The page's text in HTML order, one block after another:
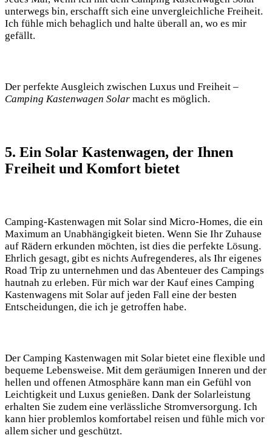
unterwegs ⁢bin,⁣ erschafft sich ⁤eine⁢ unvergleichliche Freiheit. ​
Ich fühle mich behaglich‌ und halte überall an, wo es mir
gefällt.
Der perfekte Ausgleich zwischen Luxus und⁣ Freiheit –
Camping Kastenwagen Solar macht ​es möglich.
5. Ein Solar Kastenwagen, der Ihnen​
Freiheit und Komfort bietet
Camping-Kastenwagen mit Solar sind​ Micro-Homes,⁣ die ⁢ein
Maximum⁤ an Unabhängigkeit ⁢bieten. ⁣Wenn Sie‌ Ihr Zuhause
auf Rädern erkunden ‌möchten, ist dies‍ die ⁤perfekte ‌Lösung.
Ehrlich gesagt, gibt es⁢ nichts Aufregenderes, als Ihr eigenes
Road​ Trip ⁢zu unternehmen und das​ Abenteuer des‍ Campings
hautnah⁢ zu⁣ erleben. Für mich war der ‍Kauf eines Camping
Kastenwagens mit Solar⁣ auf jeden⁣ Fall eine‌ der‍ besten
Entscheidungen, die ich je ⁣getroffen habe.
Der​ Camping ⁢Kastenwagen mit Solar bietet ⁣eine flexible und
bequeme Lebensweise. ⁣Mit dem⁢ geräumigen‍ Inneren und ⁢der
hellen‍ und‍ offenen ⁢Atmosphäre kann man ein‍ Gefühl ⁤von
Leichtigkeit und‌ Luxus genießen. Dank der Solarleistung
erhalten Sie zudem​ eine verlässliche Stromversorgung. Ich
kann hier problemlos ‍komfortabel reisen ‌und ⁢fühle mich vor
allem sicher und ​geschützt.